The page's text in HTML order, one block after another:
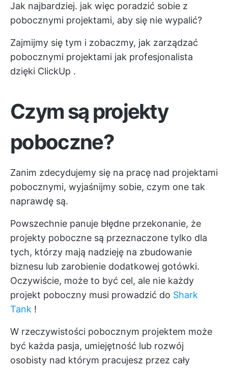
Jak najbardziej. jak więc poradzić sobie z
pobocznymi projektami, aby się nie wypalić?
Zajmijmy się tym i zobaczmy, jak zarządzać
pobocznymi projektami jak profesjonalista
dzięki ClickUp .
Czym są projekty
poboczne?
Zanim zdecydujemy się na pracę nad projektami
pobocznymi, wyjaśnijmy sobie, czym one tak
naprawdę są.
Powszechnie panuje błędne przekonanie, że
projekty poboczne są przeznaczone tylko dla
tych, którzy mają nadzieję na zbudowanie
biznesu lub zarobienie dodatkowej gotówki.
Oczywiście, może to być cel, ale nie każdy
projekt poboczny musi prowadzić do Shark
Tank !
W rzeczywistości pobocznym projektem może
być każda pasja, umiejętność lub rozwój
osobisty nad którym pracujesz przez cały